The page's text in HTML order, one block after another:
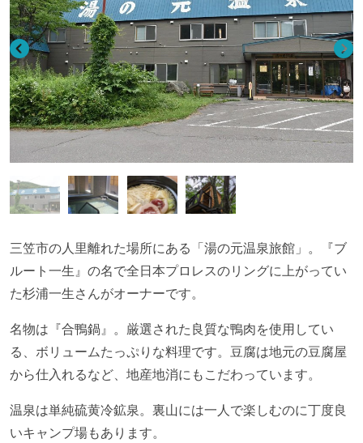
三笠市の人里離れた場所にある「湯の元温泉旅館」。『ブ
ルート一生』の名で全日本プロレスのリングに上がってい
た杉浦一生さんがオーナーです。
名物は『合鴨鍋』。厳選された良質な鴨肉を使用してい
る、ボリュームたっぷりな料理です。豆腐は地元の豆腐屋
から仕入れるなど、地産地消にもこだわっています。
温泉は単純硫黄冷鉱泉。裏山には一人で楽しむのに丁度良
いキャンプ場もあります。